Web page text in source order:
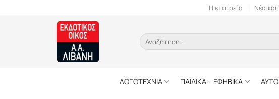
Η εταιρεία Νέα
Αναζήτηση
για:
ΛΟΓΟΤΕΧΝΙΑ ΠΑΙΔΙΚΑ – ΕΦΗΒΙΚΑ